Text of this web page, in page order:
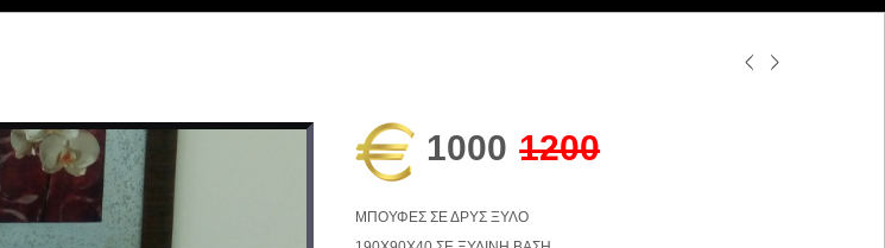
1000 1200
ΜΠΟΥΦΕΣ ΣΕ ΔΡΥΣ ΞΥΛΟ